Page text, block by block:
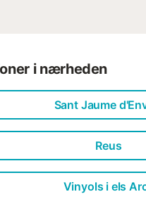
i nærheden
Sant Jaume
Reus
Vinyols i els